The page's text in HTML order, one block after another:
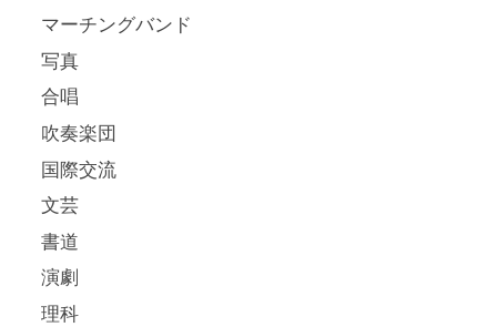
マーチングバンド
写真
合唱
吹奏楽団
国際交流
文芸
書道
演劇
理科